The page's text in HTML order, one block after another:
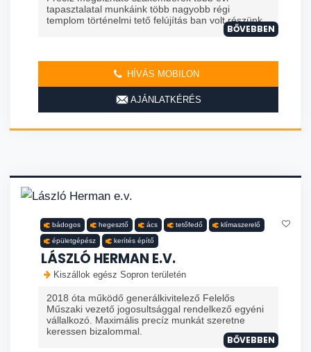
tapasztalatal munkáink több nagyobb régi
templom történelmi tető felújítás ban volt részünk
BŐVEBBEN
HÍVÁS MOBILON
AJÁNLATKÉRÉS
bádogos hegesztő ács tetőfedő klímaszerelő
épületgépész kerítés építő
LÁSZLÓ HERMAN E.V.
Kiszállok egész Sopron területén
2018 óta működő generálkivitelező Felelős
Műszaki vezető jogosultsággal rendelkező egyéni
vállalkozó. Maximális precíz munkát szeretne
keressen bizalommal.
BŐVEBBEN